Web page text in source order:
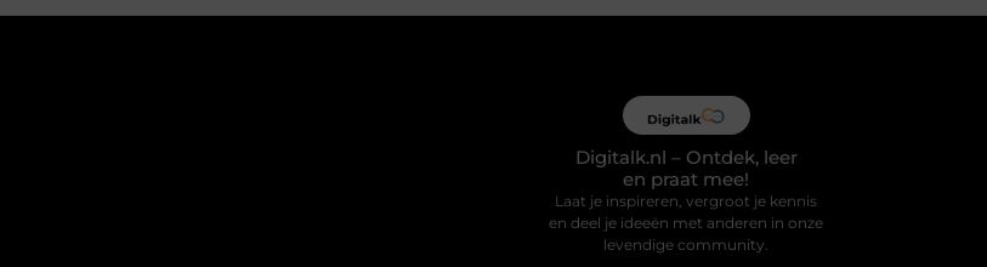
Digitalk.nl – Ontdek, leer
en praat mee!
Laat je inspireren, vergroot je kennis
en deel je ideeën met anderen in onze
levendige community.